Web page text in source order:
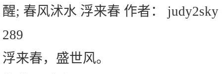
醒; 春风沭水 浮来春 作者： judy2sky
289
浮来春，盛世风。